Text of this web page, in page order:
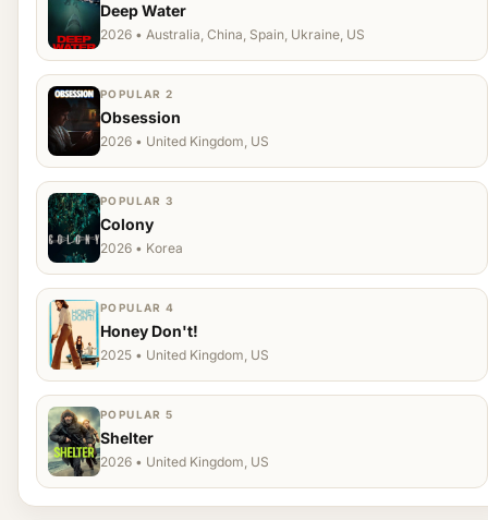
Deep Water
2026 • Australia, China, Spain, Ukraine, US
POPULAR 2
Obsession
2026 • United Kingdom, US
POPULAR 3
Colony
2026 • Korea
POPULAR 4
Honey Don't!
2025 • United Kingdom, US
POPULAR 5
Shelter
2026 • United Kingdom, US